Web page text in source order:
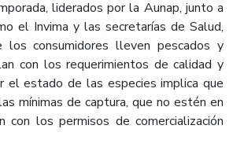
liderados por la Aunap, junto a
el Invima y las secretarías de Salud,
los consumidores lleven pescados y
con los requerimientos de calidad y
el estado de las especies implica que
mínimas de captura, que no estén en
con los permisos de comercialización